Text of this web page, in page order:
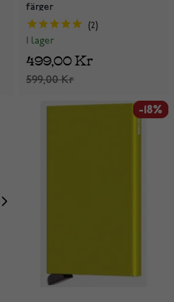
färger
2
I lager
599,00 Kr
499,00 Kr
-18%
-18%